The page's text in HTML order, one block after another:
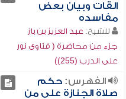
القات وبيان بعض
مفاسده
للشيخ: عبد العزيز بن باز
جزء من محاضرة ( فتاوى نور
على الدرب (255))
الفهرس:حكم
صلاة الجنازة على من